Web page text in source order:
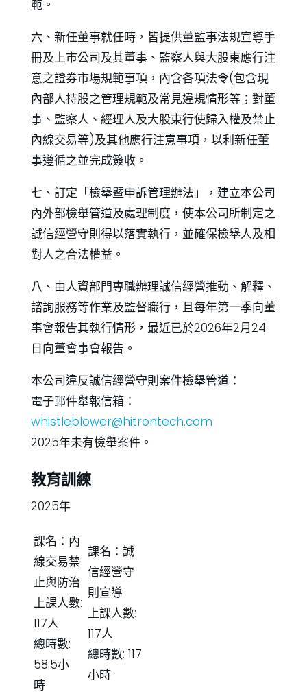
範。
六、新任董事就任時，皆提供董監事法規宣導手
冊及上市公司及其董事、監察人與大股東應行注
意之證券市場規範事項，內含各項法令(包含現
內部人持股之管理規範及常見違規情形等；對董
事、監察人、經理人及大股東行使歸入權及禁止
內線交易等)及其他應行注意事項，以利新任董
事遵循之並完成簽收。
七、訂定「檢舉暨申訴管理辦法」，建立本公司
內外部檢舉管道及處理制度，使本公司所制定之
誠信經營守則得以落實執行，並確保檢舉人及相
對人之合法權益。
八、由人資部門專職辦理誠信經營推動、解釋、
諮詢服務等作業及監督職行，且每年第一季向董
事會報告其執行情形，最近已於2026年2月24
日向董會事會報告。
本公司違反誠信經營守則案件檢舉管道：
電子郵件舉報信箱：
whistleblower@hitrontech.com
2025年未有檢舉案件。
教育訓練
2025年
課名：內
線交易禁
止與防治
上課人數:
117人
總時數:
58.5小
時
課名：誠
信經營守
則宣導
上課人數:
117人
總時數: 117
小時